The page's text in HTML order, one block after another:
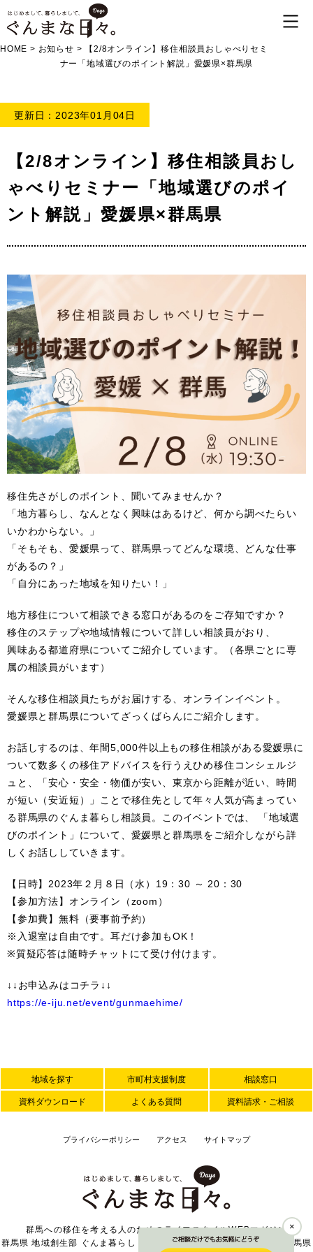
HOME > お知らせ >
【2/8オンライン】移住相談員おしゃべりセミ
ナー「地域選びのポイント解説」愛媛県×群馬県
更新日：2023年01月04日
【2/8オンライン】移住相談員おし
ゃべりセミナー「地域選びのポイ
ント解説」愛媛県×群馬県
移住先さがしのポイント、聞いてみませんか？
「地方暮らし、なんとなく興味はあるけど、何から調べたらい
いかわからない。」
「そもそも、愛媛県って、群馬県ってどんな環境、どんな仕事
があるの？」
「自分にあった地域を知りたい！」
地方移住について相談できる窓口があるのをご存知ですか？
移住のステップや地域情報について詳しい相談員がおり、
興味ある都道府県についてご紹介しています。（各県ごとに専
属の相談員がいます）
そんな移住相談員たちがお届けする、オンラインイベント。
愛媛県と群馬県についてざっくばらんにご紹介します。
お話しするのは、年間5,000件以上もの移住相談がある愛媛県に
ついて数多くの移住アドバイスを行うえひめ移住コンシェルジ
ュと、「安心・安全・物価が安い、東京から距離が近い、時間
が短い（安近短）」ことで移住先として年々人気が高まってい
る群馬県のぐんま暮らし相談員。このイベントでは、 「地域選
びのポイント」について、愛媛県と群馬県をご紹介しながら詳
しくお話ししていきます。
【日時】2023年２月８日（水）19：30 ～ 20：30
【参加方法】オンライン（zoom）
【参加費】無料（要事前予約）
※入退室は自由です。耳だけ参加もOK！
※質疑応答は随時チャットにて受け付けます。
↓↓お申込みはコチラ↓↓
https://e-iju.net/event/gunmaehime/
×
地域を探す 市町村支援制度 相談窓口
資料ダウンロード よくある質問 資料請求・ご相談
プライバシーポリシー アクセス サイトマップ
群馬への移住を考える人のためのライフスタイルWEBマガジン
群馬県 地域創生部 ぐんま暮らし・外国人活躍推進課 〒371-8570 群馬県